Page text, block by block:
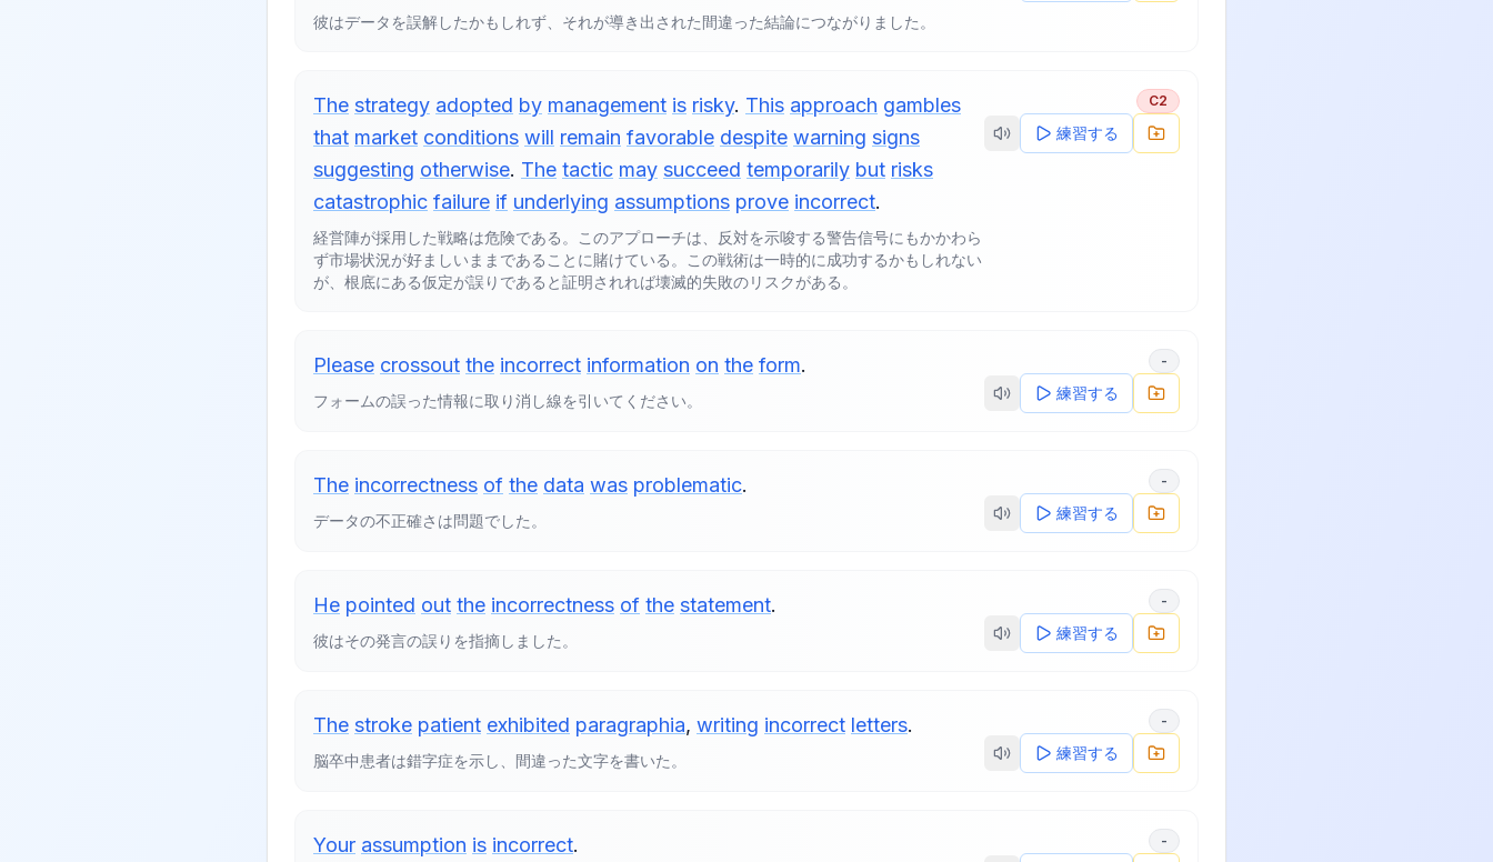
彼はデータを誤解したかもしれず、それが導き出された間違った結論につながりました。
The strategy adopted by management is risky. This approach gambles
that market conditions will remain favorable despite warning signs
suggesting otherwise. The tactic may succeed temporarily but risks
catastrophic failure if underlying assumptions prove incorrect.
経営陣が採用した戦略は危険である。このアプローチは、反対を示唆する警告信号にもかかわら
ず市場状況が好ましいままであることに賭けている。この戦術は一時的に成功するかもしれない
が、根底にある仮定が誤りであると証明されれば壊滅的失敗のリスクがある。
C2
練習する
Please crossout the incorrect information on the form.
フォームの誤った情報に取り消し線を引いてください。
-
練習する
The incorrectness of the data was problematic.
データの不正確さは問題でした。
-
練習する
He pointed out the incorrectness of the statement.
彼はその発言の誤りを指摘しました。
-
練習する
The stroke patient exhibited paragraphia, writing incorrect letters.
脳卒中患者は錯字症を示し、間違った文字を書いた。
-
練習する
Your assumption is incorrect. -